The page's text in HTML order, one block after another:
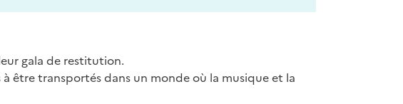
gala de restitution.
être transportés dans un monde où la musique et la